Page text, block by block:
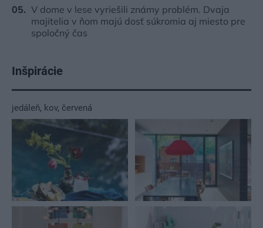
V dome v lese vyriešili známy problém. Dvaja
majitelia v ňom majú dosť súkromia aj miesto pre
spoločný čas
Inšpirácie
jedáleň, kov, červená